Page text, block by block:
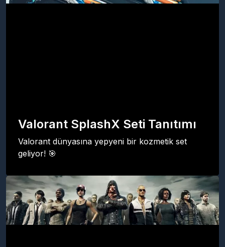
Valorant SplashX Seti Tanıtımı
Valorant dünyasına yepyeni bir kozmetik set
geliyor! 🎯